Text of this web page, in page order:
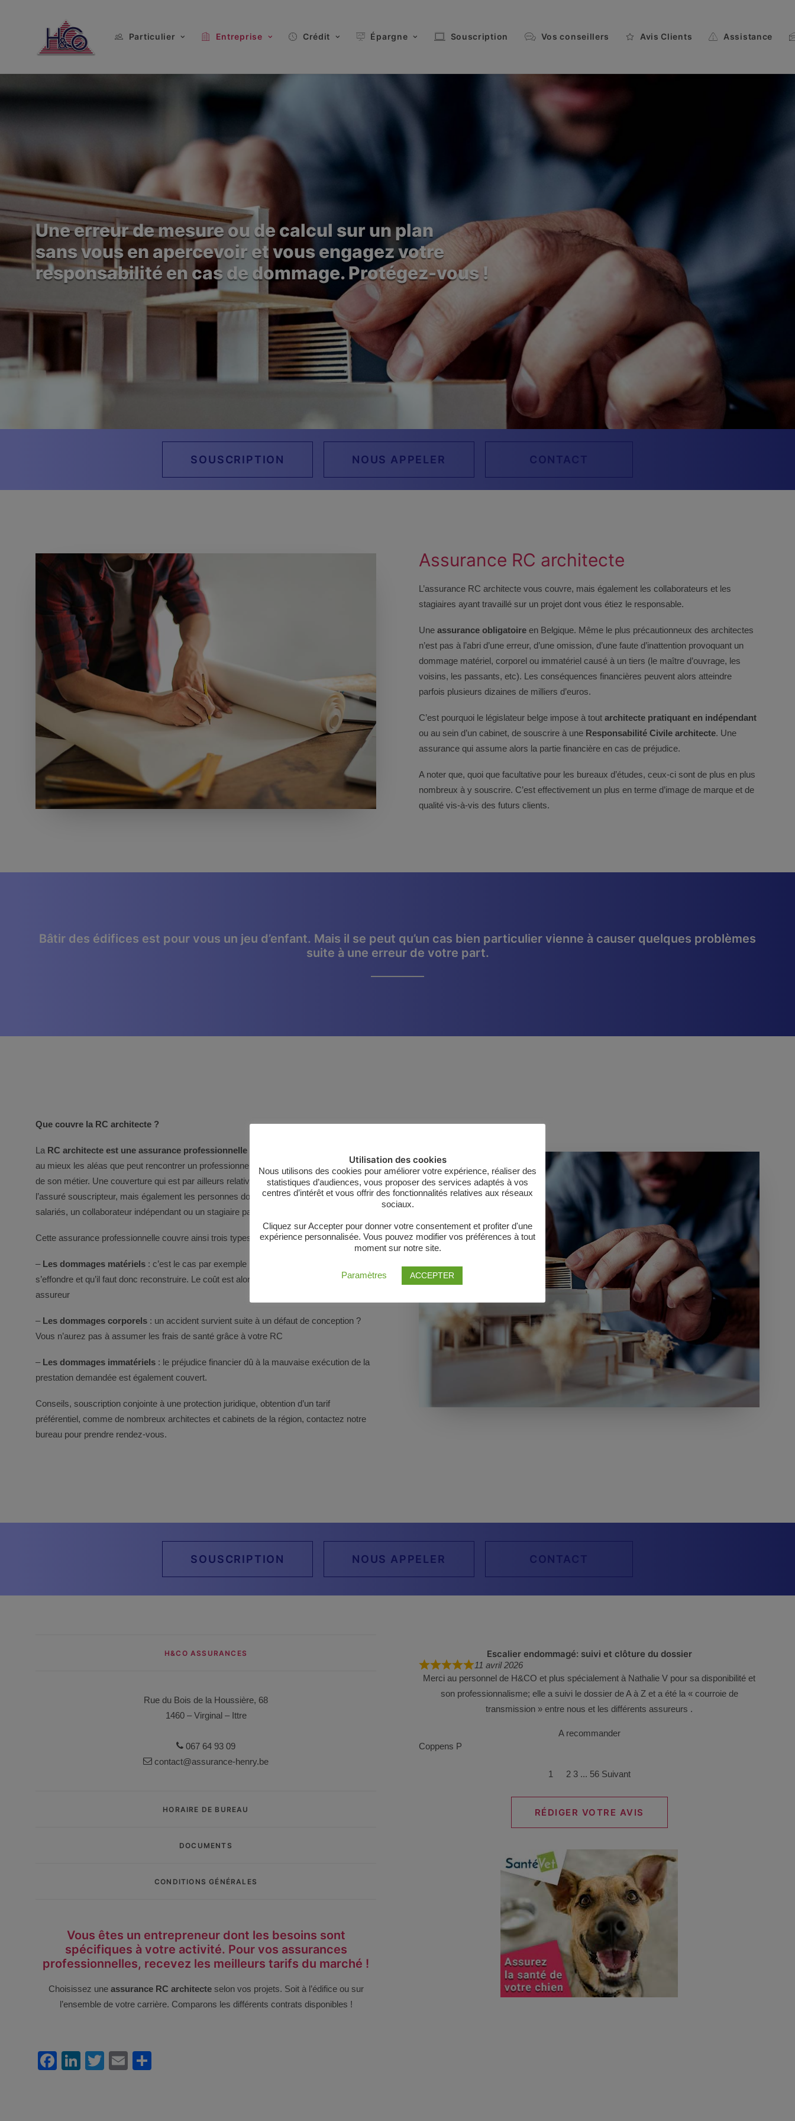
Particulier Entreprise Crédit Épargne Souscription Vos conseillers Avis Clients Assistance
Une erreur de mesure ou de calcul sur un plan
sans vous en apercevoir et vous engagez votre
responsabilité en cas de dommage. Protégez-vous !
SOUSCRIPTION NOUS APPELER CONTACT
Assurance RC architecte
L’assurance RC architecte vous couvre, mais également les collaborateurs et les
stagiaires ayant travaillé sur un projet dont vous étiez le responsable.
Une assurance obligatoire en Belgique. Même le plus précautionneux des architectes
n’est pas à l’abri d’une erreur, d’une omission, d’une faute d’inattention provoquant un
dommage matériel, corporel ou immatériel causé à un tiers (le maître d’ouvrage, les
voisins, les passants, etc). Les conséquences financières peuvent alors atteindre
parfois plusieurs dizaines de milliers d’euros.
C’est pourquoi le législateur belge impose à tout architecte pratiquant en indépendant
ou au sein d’un cabinet, de souscrire à une Responsabilité Civile architecte. Une
assurance qui assume alors la partie financière en cas de préjudice.
A noter que, quoi que facultative pour les bureaux d’études, ceux-ci sont de plus en plus
nombreux à y souscrire. C’est effectivement un plus en terme d’image de marque et de
qualité vis-à-vis des futurs clients.
Bâtir des édifices est pour vous un jeu d’enfant. Mais il se peut qu’un cas bien particulier vienne à causer quelques problèmes
suite à une erreur de votre part.
Que couvre la RC architecte ?
La RC architecte est une assurance professionnelle
au mieux les aléas que peut rencontrer un professionnel de ce secteur durant l’exercice
de son métier. Une couverture qui est par ailleurs relativement large puisqu’elle protège
l’assuré souscripteur, mais également les personnes dont il répond. Cela peut être des
salariés, un collaborateur indépendant ou un stagiaire par exemple.
Cette assurance professionnelle couvre ainsi trois types de dommages :
– Les dommages matériels : c’est le cas par exemple pour un mur mal pensé qui
s’effondre et qu’il faut donc reconstruire. Le coût est alors pris en charge par votre
assureur
– Les dommages corporels : un accident survient suite à un défaut de conception ?
Vous n’aurez pas à assumer les frais de santé grâce à votre RC
– Les dommages immatériels : le préjudice financier dû à la mauvaise exécution de la
prestation demandée est également couvert.
Conseils, souscription conjointe à une protection juridique, obtention d’un tarif
préférentiel, comme de nombreux architectes et cabinets de la région, contactez notre
bureau pour prendre rendez-vous.
SOUSCRIPTION NOUS APPELER CONTACT
H&CO ASSURANCES
Rue du Bois de la Houssière, 68
1460 – Virginal – Ittre
067 64 93 09
contact@assurance-henry.be
HORAIRE DE BUREAU
DOCUMENTS
CONDITIONS GÉNÉRALES
Vous êtes un entrepreneur dont les besoins sont
spécifiques à votre activité. Pour vos assurances
professionnelles, recevez les meilleurs tarifs du marché !
Choisissez une assurance RC architecteselon vos projets. Soit à l’édifice ou sur
l’ensemble de votre carrière. Comparons les différents contrats disponibles !
Escalier endommagé: suivi et clôture du dossier
11 avril 2026
Merci au personnel de H&CO et plus spécialement à Nathalie V pour sa disponibilité et
son professionnalisme; elle a suivi le dossier de A à Z et a été la « courroie de
transmission » entre nous et les différents assureurs .
A recommander
Coppens P
Page
1 Page
2 Page
3 ... Page
56 Suivant
RÉDIGER VOTRE AVIS
Facebook
LinkedIn
TwitterEmail
Utilisation des cookies
Nous utilisons des cookies pour améliorer votre expérience, réaliser des
statistiques d’audiences, vous proposer des services adaptés à vos
centres d’intérêt et vous offrir des fonctionnalités relatives aux réseaux
sociaux.
Cliquez sur Accepter pour donner votre consentement et profiter d'une
expérience personnalisée. Vous pouvez modifier vos préférences à tout
moment sur notre site.
Paramètres ACCEPTER